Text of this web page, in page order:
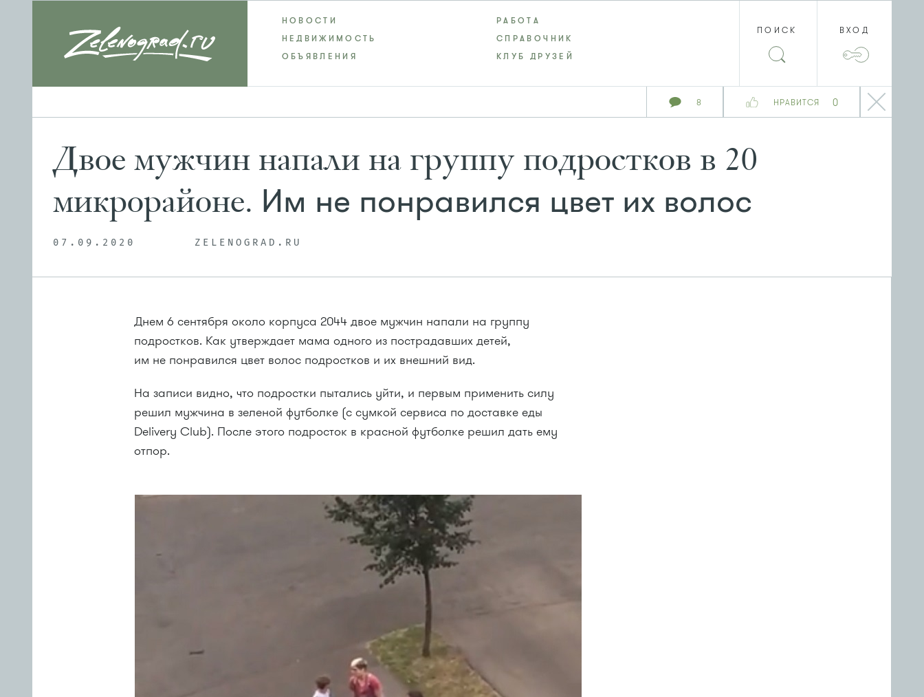
8 НРАВИТСЯ 0
НОВОСТИ
РАБОТА
НЕДВИЖИМОСТЬ
СПРАВОЧНИК
ОБЪЯВЛЕНИЯ
КЛУБ ДРУЗЕЙ
ПОИСК ВХОД
Двое мужчин напали на группу подростков в 20
микрорайоне. Им не понравился цвет их волос
07.09.2020 ZELENOGRAD.RU
Днем 6 сентября около корпуса 2044 двое мужчин напали на группу
подростков. Как утверждает мама одного из пострадавших детей,
им не понравился цвет волос подростков и их внешний вид.
На записи видно, что подростки пытались уйти, и первым применить силу
решил мужчина в зеленой футболке (с сумкой сервиса по доставке еды
Delivery Club). После этого подросток в красной футболке решил дать ему
отпор.